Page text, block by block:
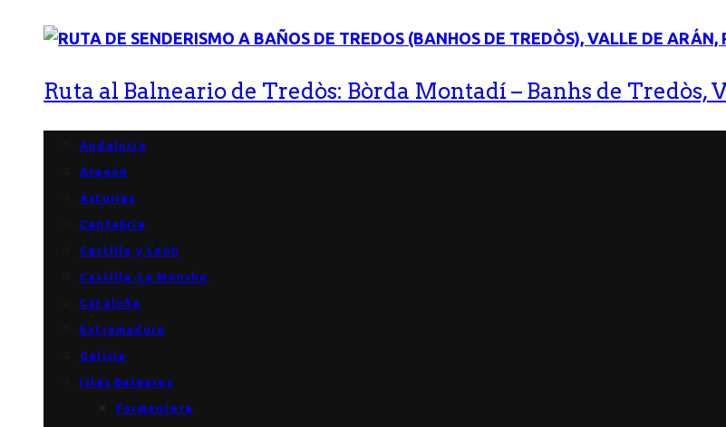
Ruta al Balneario de Tredòs: Bòrda Montadí – Banhs de Tredòs,
Andalucía
Aragón
Asturias
Cantabria
Castilla y León
Castilla-La Mancha
Cataluña
Extremadura
Galicia
Islas Baleares
Formentera